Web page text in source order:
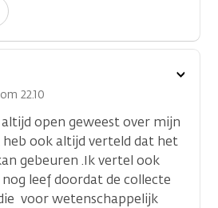
22.10
open geweest over mijn
ook altijd verteld dat het
gebeuren .Ik vertel ook
leef doordat de collecte
voor wetenschappelijk
Toon